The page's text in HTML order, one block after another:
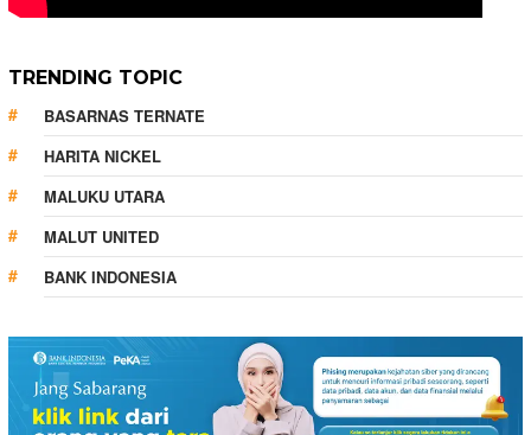
TRENDING TOPIC
BASARNAS TERNATE
HARITA NICKEL
MALUKU UTARA
MALUT UNITED
BANK INDONESIA